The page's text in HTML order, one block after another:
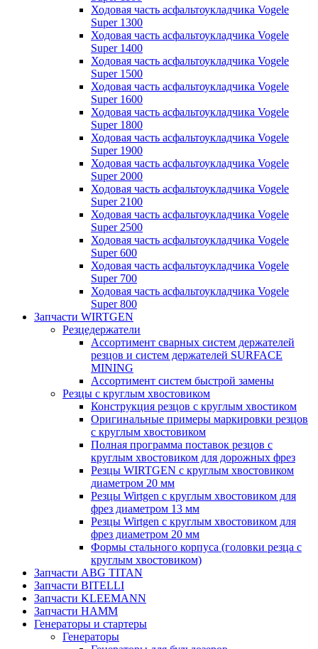
Ходовая часть асфальтоукладчика Vogele
Super 1300
Ходовая часть асфальтоукладчика Vogele
Super 1400
Ходовая часть асфальтоукладчика Vogele
Super 1500
Ходовая часть асфальтоукладчика Vogele
Super 1600
Ходовая часть асфальтоукладчика Vogele
Super 1800
Ходовая часть асфальтоукладчика Vogele
Super 1900
Ходовая часть асфальтоукладчика Vogele
Super 2000
Ходовая часть асфальтоукладчика Vogele
Super 2100
Ходовая часть асфальтоукладчика Vogele
Super 2500
Ходовая часть асфальтоукладчика Vogele
Super 600
Ходовая часть асфальтоукладчика Vogele
Super 700
Ходовая часть асфальтоукладчика Vogele
Super 800
Запчасти WIRTGEN
Резцедержатели
Ассортимент сварных систем держателей
резцов и систем держателей SURFACE
MINING
Ассортимент систем быстрой замены
Резцы с круглым хвостовиком
Конструкция резцов с круглым хвостиком
Оригинальные примеры маркировки резцов
с круглым хвостовиком
Полная программа поставок резцов с
круглым хвостовиком для дорожных фрез
Резцы WIRTGEN с круглым хвостовиком
диаметром 20 мм
Резцы Wirtgen с круглым хвостовиком для
фрез диаметром 13 мм
Резцы Wirtgen с круглым хвостовиком для
фрез диаметром 20 мм
Формы стального корпуса (головки резца с
круглым хвостовиком)
Запчасти ABG TITAN
Запчасти BITELLI
Запчасти KLEEMANN
Запчасти HAMM
Генераторы и стартеры
Генераторы